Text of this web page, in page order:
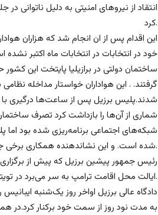
انتقاد از نیروهای امنیتی به دلیل ناتوانی
کرد.
این اقدام پس از ان انجام شد که هزاران
خود در انتخابات در انتخابات ماه اکتبر
ساختمان دولتی در برازیلیا پایتخت این
گرفتند. . این هواداران خواستار مداخله
شدند.پلیس برزیل پس از ساعت‌ها درگیری
شماری از آن‌ها را بازداشت کرد تصرف
شبکه‌های اجتماعی برنامه‌ریزی شده بود
شده است. و این نشاندهنده همکاری برخی جریانات امنیتی با شورشیان بوده است.
رئیس جمهور پیشین برزیل که پیش از
ایالت محل اقامت ترامپ به‌ سر می‌برد در تویتی مسئولیت تشویق آشوبگران را رد کرد.
دادگاه عالی برزیل اواخر روز یک‌شنبه ایبانیس
به مدت نود روز از سمت خود برکنار کرد.در